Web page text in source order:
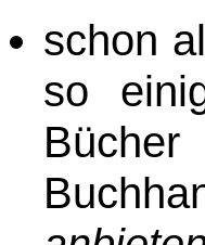
schon
so